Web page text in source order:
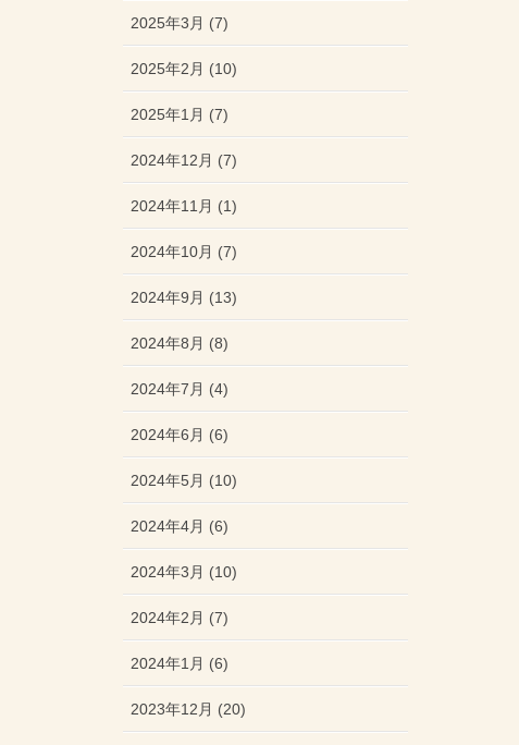
2025年3月 (7)
2025年2月 (10)
2025年1月 (7)
2024年12月 (7)
2024年11月 (1)
2024年10月 (7)
2024年9月 (13)
2024年8月 (8)
2024年7月 (4)
2024年6月 (6)
2024年5月 (10)
2024年4月 (6)
2024年3月 (10)
2024年2月 (7)
2024年1月 (6)
2023年12月 (20)